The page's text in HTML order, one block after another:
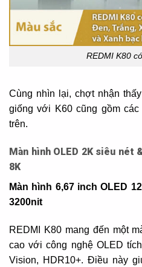
REDMI K80
Cùng nhìn lại, chợt nhận
giống với K60 cũng gồm
trên.
Màn hình OLED 2K siêu nét
8K
Màn hình 6,67 inch OLED
3200nit
REDMI K80 mang đến một
cao với công nghệ OLED
Vision, HDR10+. Điều này